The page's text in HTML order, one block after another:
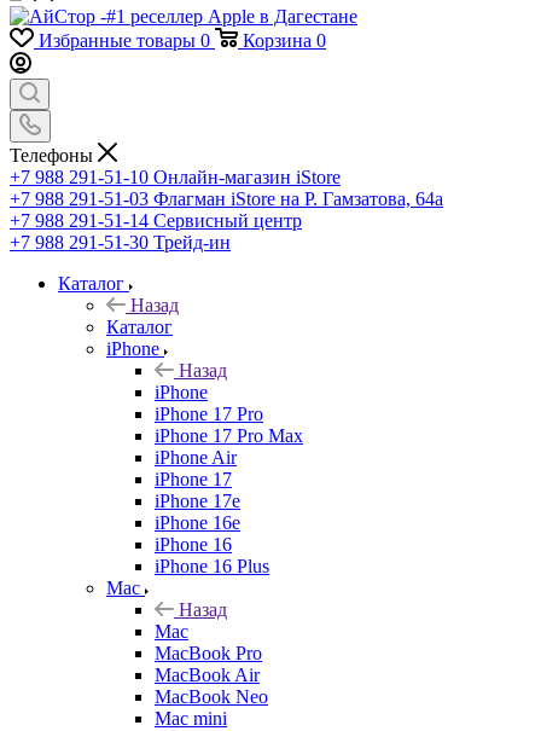
Избранные товары 0 Корзина 0
Телефоны
+7 988 291-51-10 Онлайн-магазин iStore
+7 988 291-51-03 Флагман iStore на Р. Гамзатова, 64а
+7 988 291-51-14 Сервисный центр
+7 988 291-51-30 Трейд-ин
Каталог
Назад
Каталог
iPhone
Назад
iPhone
iPhone 17 Pro
iPhone 17 Pro Max
iPhone Air
iPhone 17
iPhone 17e
iPhone 16e
iPhone 16
iPhone 16 Plus
Mac
Назад
Mac
MacBook Pro
MacBook Air
MacBook Neo
Mac mini